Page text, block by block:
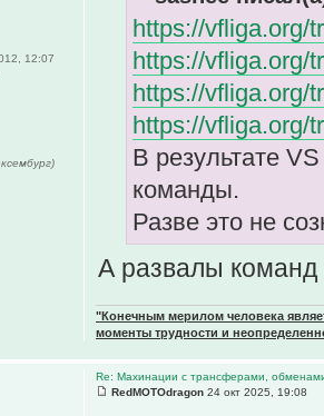
https://vfliga.org/
https://vfliga.org/
https://vfliga.org/
https://vfliga.org/
В результате
команды.
Разве это не
А развалы
"Конечным мерилом человека
моменты трудности и
12:07
Re: Махинации с трансферами,
RedMOTOdragon 24 окт 2025, 19:08